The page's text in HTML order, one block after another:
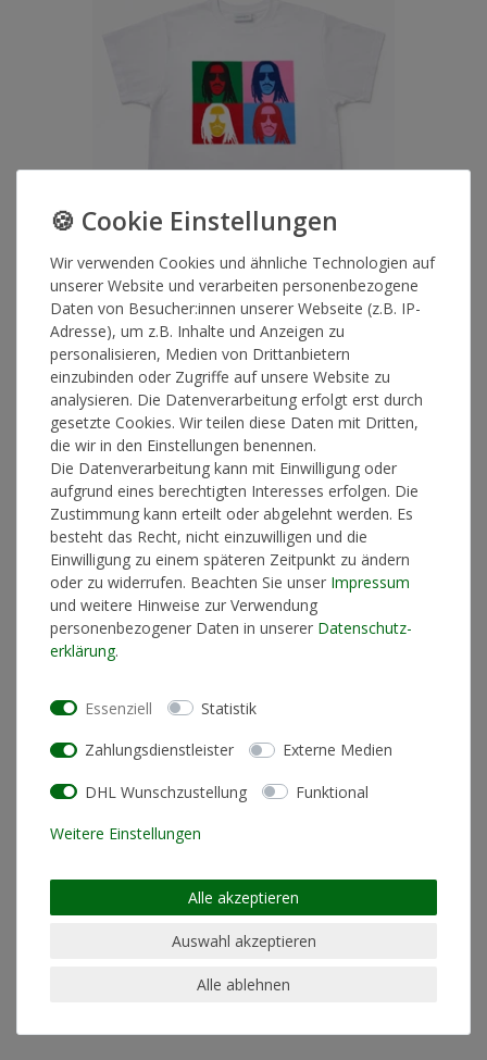
HEUTE ODER GESTERN TOUR SHIRT + ALBUM CD
35,00 € *
inkl. ges. MwSt.zzgl.Versandkosten
Wir verwenden Cookies und ähnliche Technologien auf
unserer Website und verarbeiten personenbezogene
Daten von Besucher:innen unserer Webseite (z.B. IP-
Adresse), um z.B. Inhalte und Anzeigen zu
personalisieren, Medien von Drittanbietern
einzubinden oder Zugriffe auf unsere Website zu
analysieren. Die Datenverarbeitung erfolgt erst durch
gesetzte Cookies. Wir teilen diese Daten mit Dritten,
die wir in den Einstellungen benennen.
Die Datenverarbeitung kann mit Einwilligung oder
aufgrund eines berechtigten Interesses erfolgen. Die
Zustimmung kann erteilt oder abgelehnt werden. Es
besteht das Recht, nicht einzuwilligen und die
Einwilligung zu einem späteren Zeitpunkt zu ändern
oder zu widerrufen. Beachten Sie unser Impressum
und weitere Hinweise zur Verwendung
personenbezogener Daten in unserer Daten­schutz­
erklärung.
Essenziell Statistik
Zahlungsdienstleister Externe Medien
DHL Wunschzustellung Funktional
Weitere Einstellungen
Alle akzeptieren
Auswahl akzeptieren
Alle ablehnen